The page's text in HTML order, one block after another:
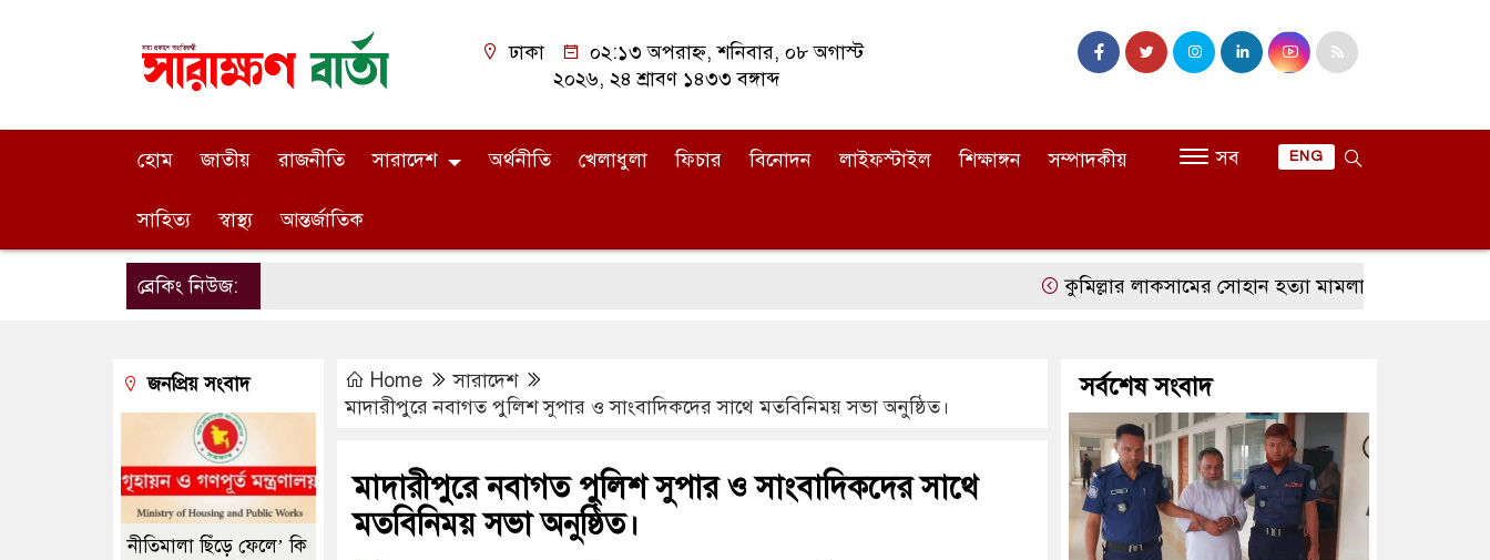
ঢাকা
০২:১৩ অপরাহ্ন, শনিবার, ০৮ অগাস্ট
২০২৬, ২৪ শ্রাবণ ১৪৩৩ বঙ্গাব্দ
হোম জাতীয় রাজনীতি সারাদেশ অর্থনীতি খেলাধুলা ফিচার বিনোদন লাইফস্টাইল শিক্ষাঙ্গন সম্পাদকীয়
সাহিত্য স্বাস্থ্য আন্তর্জাতিক
সব ENG
ব্রেকিং নিউজ: কুমিল্লার লাকসামের সোহান হত্যা মামলায় মিজানুর রহমানের
Home
সারাদেশ
মাদারীপুরে নবাগত পুলিশ সুপার ও সাংবাদিকদের সাথে মতবিনিময় সভা অনুষ্ঠিত।
মাদারীপুরে নবাগত পুলিশ সুপার ও সাংবাদিকদের সাথে
মতবিনিময় সভা অনুষ্ঠিত।
জনপ্রিয় সংবাদ
নীতিমালা ছিঁড়ে ফেলে’ কি
সর্বশেষ সংবাদ